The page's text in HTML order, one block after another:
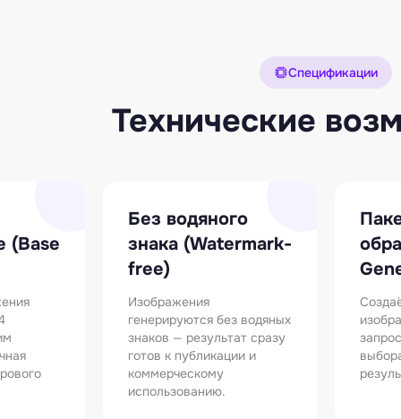
Спецификации
Технические
(Base
Без водяного
знака (Watermark-
free)
Изображения
генерируются без водяных
знаков — результат сразу
готов к публикации и
коммерческому
использованию.